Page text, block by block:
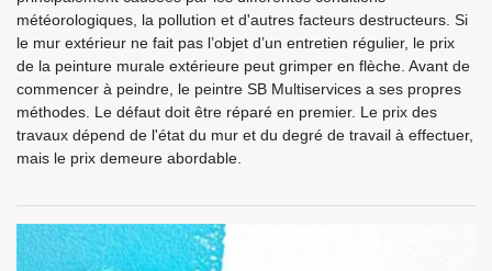
météorologiques, la pollution et d'autres facteurs destructeurs. Si
le mur extérieur ne fait pas l’objet d’un entretien régulier, le prix
de la peinture murale extérieure peut grimper en flèche. Avant de
commencer à peindre, le peintre SB Multiservices a ses propres
méthodes. Le défaut doit être réparé en premier. Le prix des
travaux dépend de l'état du mur et du degré de travail à effectuer,
mais le prix demeure abordable.